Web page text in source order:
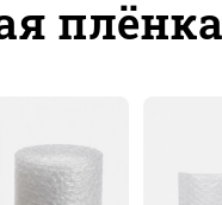
плёнка